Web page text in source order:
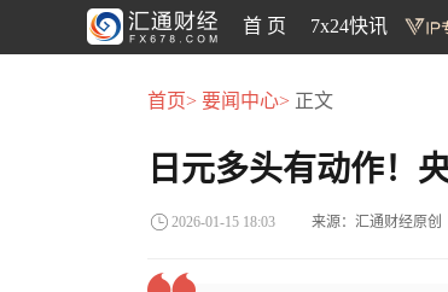
首 页 7x24快讯
首页> 要闻中心> 正文
日元多头有动作！
2026-01-15 18:03 来源：汇通财经原创